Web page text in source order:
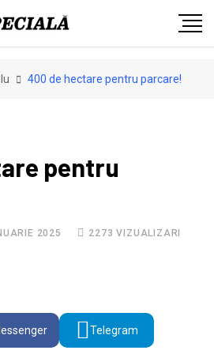
400 de hectare pentru parcare!
pentru
2025 2273 VIZUALIZARI
Telegram